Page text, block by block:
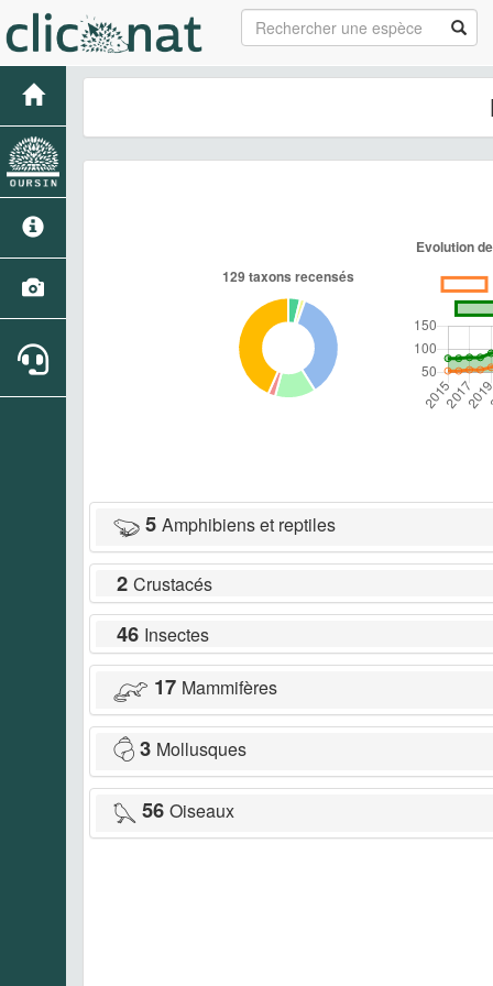
5 Amphibiens et reptiles
2 Crustacés
46 Insectes
17 Mammifères
3 Mollusques
56 Oiseaux